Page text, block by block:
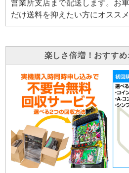
営業所支店まで配送します。お
だけ送料を抑えたい方にオススメ
楽しさ倍増！おすすめ